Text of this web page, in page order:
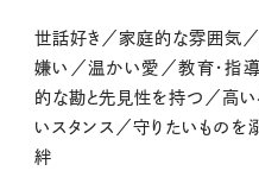
世話好き／家庭的な雰囲気
嫌い／温かい愛／教育・指
的な勘と先見性を持つ／高い
いスタンス／守りたいものを
絆